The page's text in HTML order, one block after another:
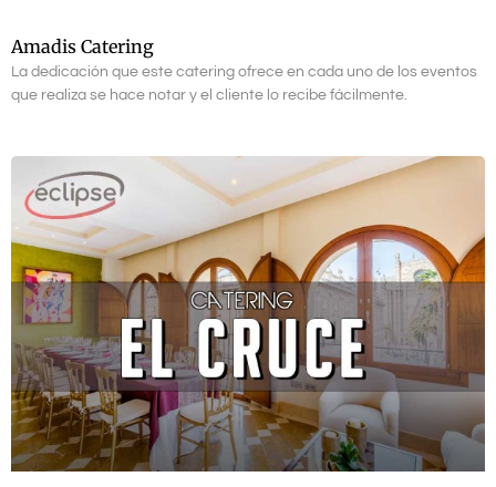
Amadis Catering
La dedicación que este catering ofrece en cada uno de los eventos
que realiza se hace notar y el cliente lo recibe fácilmente.